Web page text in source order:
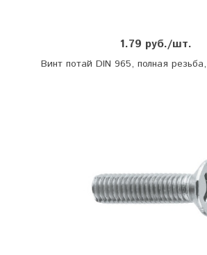
1.79 руб./шт.
Винт потай DIN 965, полная